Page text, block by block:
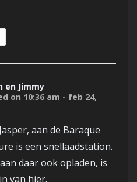
en Jimmy
on 10:36 am - feb 24,
aan de Baraque
is een snellaadstation.
daar ook opladen, is
van hier.